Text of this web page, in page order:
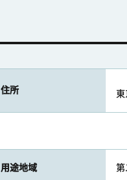
住所
用途地域 第